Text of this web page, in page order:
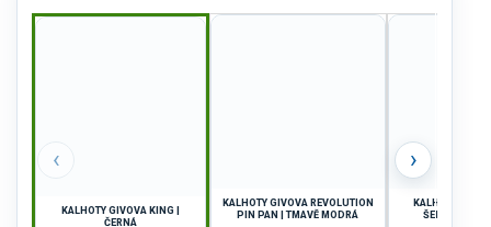
‹
KALHOTY GIVOVA KING |
ČERNÁ
KALHOTY GIVOVA REVOLUTION
PIN PAN | TMAVĚ MODRÁ
KALHOTY
ŠEDÁ-TMAVĚ
›